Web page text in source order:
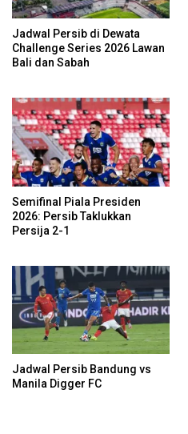
Jadwal Persib di Dewata
Challenge Series 2026 Lawan
Bali dan Sabah
Semifinal Piala Presiden
2026: Persib Taklukkan
Persija 2-1
Jadwal Persib Bandung vs
Manila Digger FC